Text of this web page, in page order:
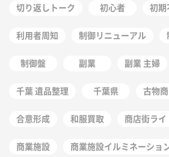
切り返しトーク 初心者 初期
利用者周知 制御リニューアル
制御盤 副業 副業 主婦
千葉 遺品整理 千葉県 古物
合意形成 和服買取 商店街ラ
商業施設 商業施設イルミネーショ